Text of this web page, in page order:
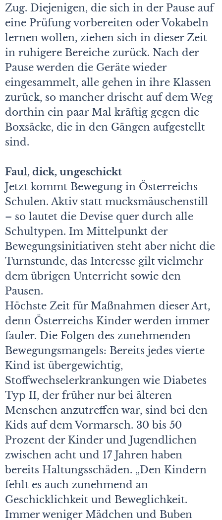
Zug. Diejenigen, die sich in der Pause auf
eine Prüfung vorbereiten oder Vokabeln
lernen wollen, ziehen sich in dieser Zeit
in ruhigere Bereiche zurück. Nach der
Pause werden die Geräte wieder
eingesammelt, alle gehen in ihre Klassen
zurück, so mancher drischt auf dem Weg
dorthin ein paar Mal kräftig gegen die
Boxsäcke, die in den Gängen aufgestellt
sind.
Faul, dick, ungeschickt
Jetzt kommt Bewegung in Österreichs
Schulen. Aktiv statt mucksmäuschenstill
– so lautet die Devise quer durch alle
Schultypen. Im Mittelpunkt der
Bewegungsinitiativen steht aber nicht die
Turnstunde, das Interesse gilt vielmehr
dem übrigen Unterricht sowie den
Pausen.
Höchste Zeit für Maßnahmen dieser Art,
denn Österreichs Kinder werden immer
fauler. Die Folgen des zunehmenden
Bewegungsmangels: Bereits jedes vierte
Kind ist übergewichtig,
Stoffwechselerkrankungen wie Diabetes
Typ II, der früher nur bei älteren
Menschen anzutreffen war, sind bei den
Kids auf dem Vormarsch. 30 bis 50
Prozent der Kinder und Jugendlichen
zwischen acht und 17 Jahren haben
bereits Haltungsschäden. „Den Kindern
fehlt es auch zunehmend an
Geschicklichkeit und Beweglichkeit.
Immer weniger Mädchen und Buben